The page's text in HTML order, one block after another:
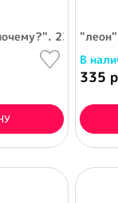
230
В
335